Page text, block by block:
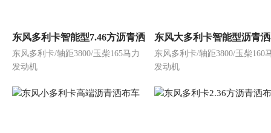
东风多利卡智能型7.46方沥青洒
布车
东风多利卡/轴距3800/玉柴165马力
发动机
东风大多利卡智能型沥青
车
东风多利卡/轴距3800/玉柴160
发动机